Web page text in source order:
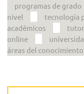
programas de grado
nivel
tecnología
académicos
online
áreas del conocimiento